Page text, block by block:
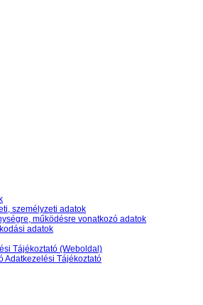
személyzeti adatok
működésre vonatkozó adatok
adatok
Tájékoztató (Weboldal)
Adatkezelési Tájékoztató